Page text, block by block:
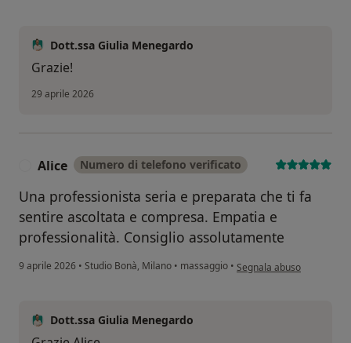
Dott.ssa Giulia Menegardo
Grazie!
29 aprile 2026
Alice Numero di telefono verificato
Una professionista seria e preparata che ti fa
sentire ascoltata e compresa. Empatia e
professionalità. Consiglio assolutamente
9 aprile 2026 • Studio Bonà, Milano • massaggio • secondo l'opinione
Segnala abuso
Dott.ssa Giulia Menegardo